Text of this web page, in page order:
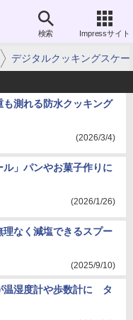
検索 Impressサイト
デジタルクッキングスケー
測れる防水クッキング
(2026/3/4)
」パンやお菓子作りに
(2026/1/26)
なく減塩できるスプー
(2025/9/10)
温湿度計や歩数計に タ